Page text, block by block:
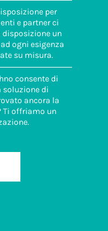
per
e partner ci
disposizione un
ogni esigenza
su misura.
consente di
soluzione di
ancora la
Ti offriamo un